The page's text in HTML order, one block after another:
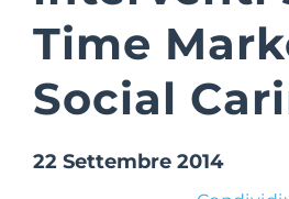
Time
Social
22 Settembre 2014